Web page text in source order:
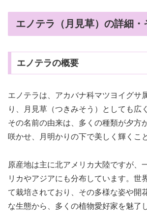
エノテラ（月見草）の詳細・
エノテラの概要
エノテラは、アカバナ科マツヨイグサ
り、月見草（つきみそう）としても広
その名前の由来は、多くの種類が夕方
咲かせ、月明かりの下で美しく輝くこ
原産地は主に北アメリカ大陸ですが、
リカやアジアにも分布しています。世
て栽培されており、その多様な姿や開
な生態から、多くの植物愛好家を魅了